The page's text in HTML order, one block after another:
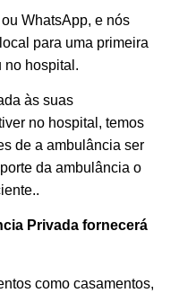
WhatsApp, e nós
para uma primeira
no hospital.
às suas
no hospital, temos
de a ambulância ser
da ambulância o
Privada fornecerá
como casamentos,